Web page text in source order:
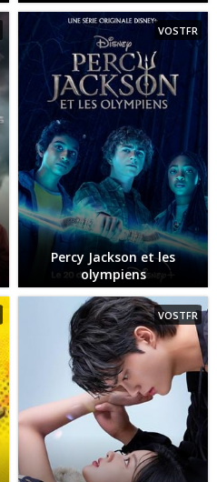
VOSTFR
Percy Jackson et les
olympiens
VOSTFR